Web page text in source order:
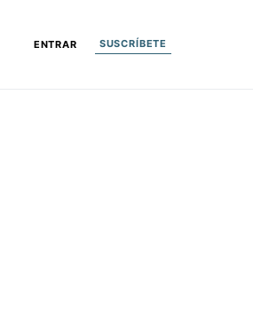
ENTRAR SUSCRÍBETE